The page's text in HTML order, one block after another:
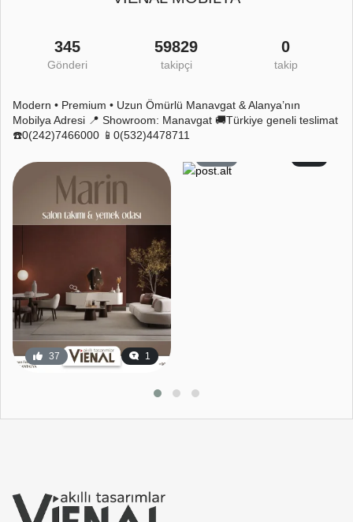
345
Gönderi
59829
takipçi
0
takip
Modern • Premium • Uzun Ömürlü Manavgat & Alanya’nın
Mobilya Adresi 📍 Showroom: Manavgat 🚚Türkiye geneli teslimat
☎️0(242)7466000 📱0(532)4478711
37 1